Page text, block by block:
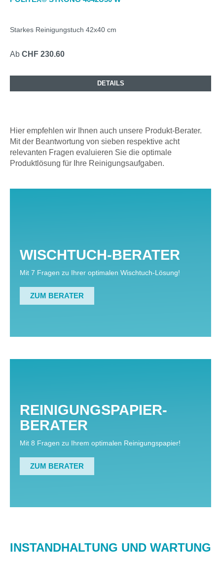
Starkes Reinigungstuch 42x40 cm
Ab CHF 230.60
DETAILS
Hier empfehlen wir Ihnen auch unsere Produkt-Berater.
Mit der Beantwortung von sieben respektive acht
relevanten Fragen evaluieren Sie die optimale
Produktlösung für Ihre Reinigungsaufgaben.
WISCHTUCH-BERATER
Mit 7 Fragen zu Ihrer optimalen Wischtuch-Lösung!
ZUM BERATER
REINIGUNGSPAPIER-
BERATER
Mit 8 Fragen zu Ihrem optimalen Reinigungspapier!
ZUM BERATER
INSTANDHALTUNG UND WARTUNG